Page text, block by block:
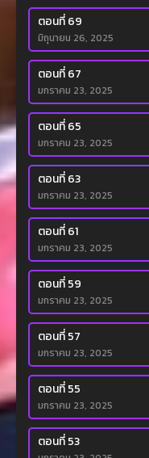
ตอนที่ 69
มิถุนายน 26, 2025
ตอนที่ 67
มกราคม 23, 2025
ตอนที่ 65
มกราคม 23, 2025
ตอนที่ 63
มกราคม 23, 2025
ตอนที่ 61
มกราคม 23, 2025
ตอนที่ 59
มกราคม 23, 2025
ตอนที่ 57
มกราคม 23, 2025
ตอนที่ 55
มกราคม 23, 2025
ตอนที่ 53